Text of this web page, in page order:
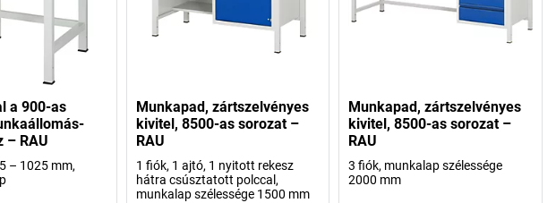
a 900-as
– RAU
– 1025 mm,
Munkapad, zártszelvényes
kivitel, 8500-as sorozat –
RAU
1 fiók, 1 ajtó, 1 nyitott rekesz
hátra csúsztatott polccal,
munkalap szélessége 1500 mm
Munkapad, zártszelvényes
kivitel, 8500-as sorozat –
RAU
3 fiók, munkalap szélessége
2000 mm